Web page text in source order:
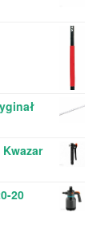
20